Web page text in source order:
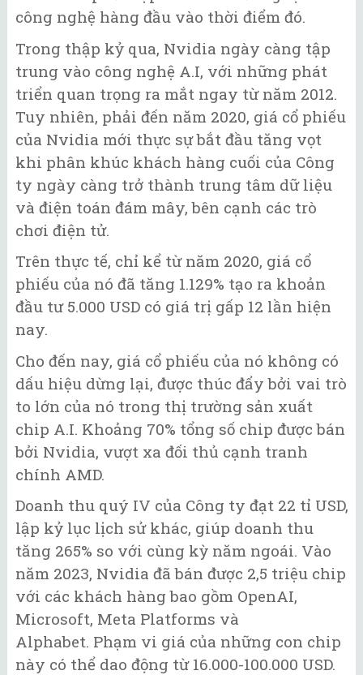
công nghệ hàng đầu vào thời điểm đó.
Trong thập kỷ qua, Nvidia ngày càng tập
trung vào công nghệ A.I, với những phát
triển quan trọng ra mắt ngay từ năm 2012.
Tuy nhiên, phải đến năm 2020, giá cổ phiếu
của Nvidia mới thực sự bắt đầu tăng vọt
khi phân khúc khách hàng cuối của Công
ty ngày càng trở thành trung tâm dữ liệu
và điện toán đám mây, bên cạnh các trò
chơi điện tử.
Trên thực tế, chỉ kể từ năm 2020, giá cổ
phiếu của nó đã tăng 1.129% tạo ra khoản
đầu tư 5.000 USD có giá trị gấp 12 lần hiện
nay.
Cho đến nay, giá cổ phiếu của nó không có
dấu hiệu dừng lại, được thúc đẩy bởi vai trò
to lớn của nó trong thị trường sản xuất
chip A.I. Khoảng 70% tổng số chip được bán
bởi Nvidia, vượt xa đối thủ cạnh tranh
chính AMD.
Doanh thu quý IV của Công ty đạt 22 tỉ USD,
lập kỷ lục lịch sử khác, giúp doanh thu
tăng 265% so với cùng kỳ năm ngoái. Vào
năm 2023, Nvidia đã bán được 2,5 triệu chip
với các khách hàng bao gồm OpenAI,
Microsoft, Meta Platforms và
Alphabet. Phạm vi giá của những con chip
này có thể dao động từ 16.000-100.000 USD.